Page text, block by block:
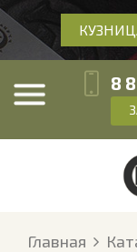
8
Главная